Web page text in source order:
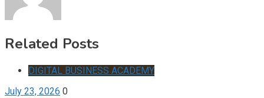
Related Posts
DIGITAL BUSINESS ACADEMY
July 23, 2026 0